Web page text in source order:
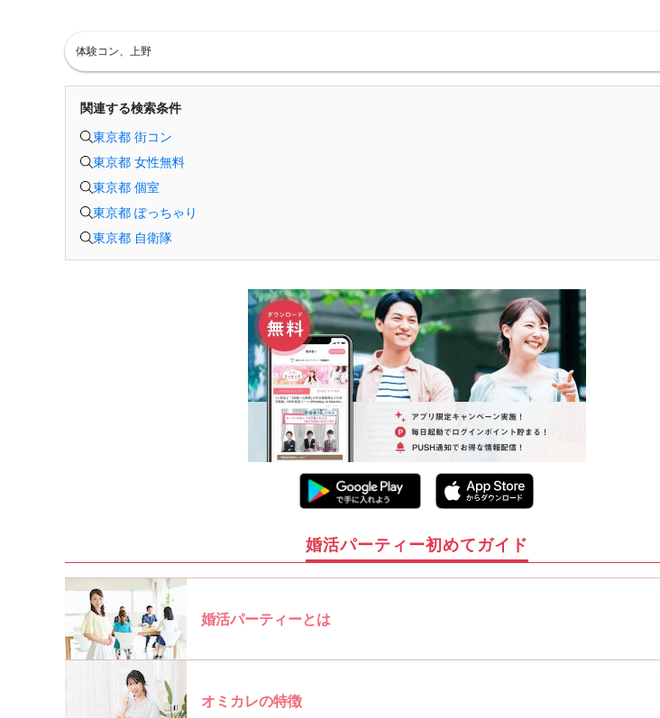
体験コン、上野
関連する検索条件
東京都 街コン
東京都 女性無料
東京都 個室
東京都 ぽっちゃり
東京都 自衛隊
婚活パーティー初めてガイド
婚活パーティーとは
オミカレの特徴